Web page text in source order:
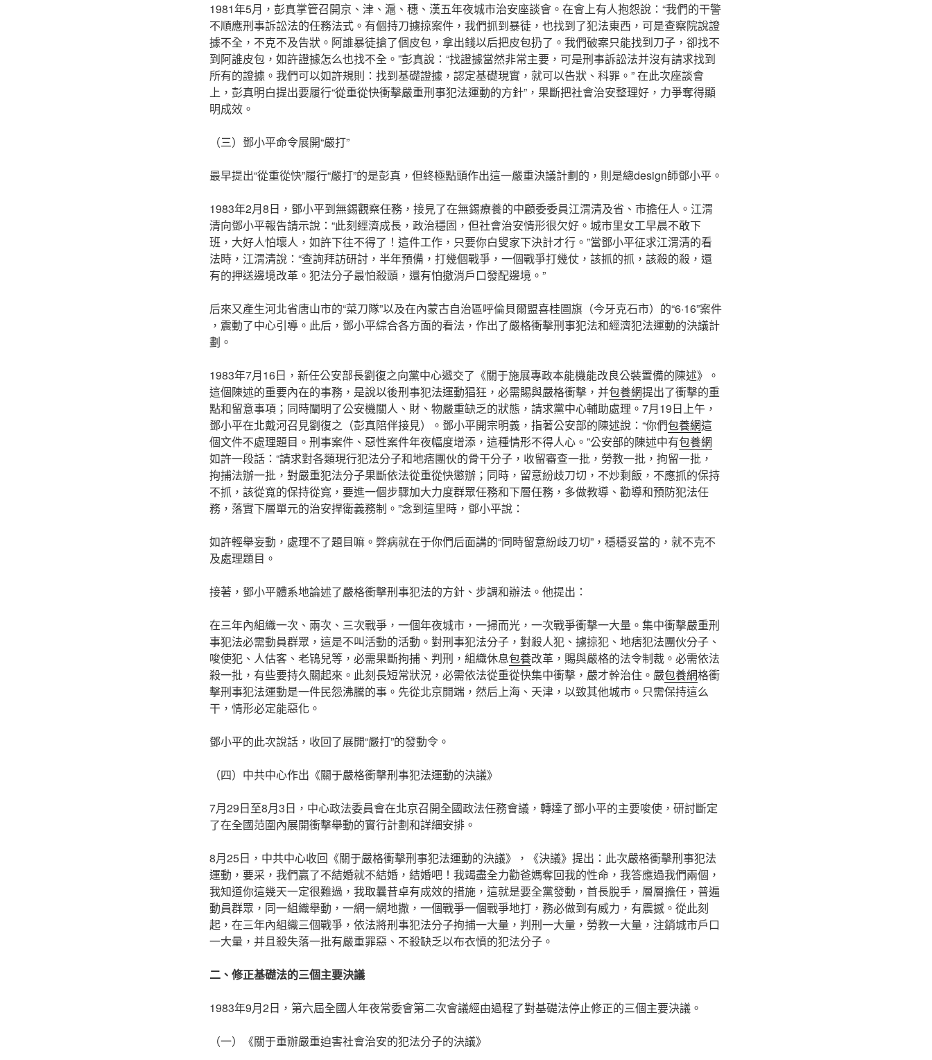
1981年5月，彭真掌管召開京、津、滬、穗、漢五年夜城市治安座談會。在會上有人抱怨說：“我們的干警
不順應刑事訴訟法的任務法式。有個持刀擄掠案件，我們抓到暴徒，也找到了犯法東西，可是查察院說證
據不全，不克不及告狀。阿誰暴徒搶了個皮包，拿出錢以后把皮包扔了。我們破案只能找到刀子，卻找不
到阿誰皮包，如許證據怎么也找不全。”彭真說：“找證據當然非常主要，可是刑事訴訟法并沒有請求找到
所有的證據。我們可以如許規則：找到基礎證據，認定基礎現實，就可以告狀、科罪。” 在此次座談會
上，彭真明白提出要履行“從重從快衝擊嚴重刑事犯法運動的方針”，果斷把社會治安整理好，力爭奪得顯
明成效。
（三）鄧小平命令展開“嚴打”
最早提出“從重從快”履行“嚴打”的是彭真，但終極點頭作出這一嚴重決議計劃的，則是總design師鄧小平。
1983年2月8日，鄧小平到無錫觀察任務，接見了在無錫療養的中顧委委員江渭清及省、市擔任人。江渭
清向鄧小平報告請示說：“此刻經濟成長，政治穩固，但社會治安情形很欠好。城市里女工早晨不敢下
班，大好人怕壞人，如許下往不得了！這件工作，只要你白叟家下決計才行。”當鄧小平征求江渭清的看
法時，江渭清說：“查詢拜訪研討，半年預備，打幾個戰爭，一個戰爭打幾仗，該抓的抓，該殺的殺，還
有的押送邊境改革。犯法分子最怕殺頭，還有怕撤消戶口發配邊境。”
后來又產生河北省唐山市的“菜刀隊”以及在內蒙古自治區呼倫貝爾盟喜桂圖旗（今牙克石市）的“6·16”案件
，震動了中心引導。此后，鄧小平綜合各方面的看法，作出了嚴格衝擊刑事犯法和經濟犯法運動的決議計
劃。
1983年7月16日，新任公安部長劉復之向黨中心遞交了《關于施展專政本能機能改良公裝置備的陳述》。
這個陳述的重要內在的事務，是說以後刑事犯法運動猖狂，必需賜與嚴格衝擊，并包養網提出了衝擊的重
點和留意事項；同時闡明了公安機關人、財、物嚴重缺乏的狀態，請求黨中心輔助處理。7月19日上午，
鄧小平在北戴河召見劉復之（彭真陪伴接見）。鄧小平開宗明義，指著公安部的陳述說：“你們包養網這
個文件不處理題目。刑事案件、惡性案件年夜幅度增添，這種情形不得人心。”公安部的陳述中有包養網
如許一段話：“請求對各類現行犯法分子和地痞團伙的骨干分子，收留審查一批，勞教一批，拘留一批，
拘捕法辦一批，對嚴重犯法分子果斷依法從重從快懲辦；同時，留意紛歧刀切，不炒剩飯，不應抓的保持
不抓，該從寬的保持從寬，要進一個步驟加大力度群眾任務和下層任務，多做教導、勸導和預防犯法任
務，落實下層單元的治安捍衛義務制。”念到這里時，鄧小平說：
如許輕舉妄動，處理不了題目嘛。弊病就在于你們后面講的“同時留意紛歧刀切”，穩穩妥當的，就不克不
及處理題目。
接著，鄧小平體系地論述了嚴格衝擊刑事犯法的方針、步調和辦法。他提出：
在三年內組織一次、兩次、三次戰爭，一個年夜城市，一掃而光，一次戰爭衝擊一大量。集中衝擊嚴重刑
事犯法必需動員群眾，這是不叫活動的活動。對刑事犯法分子，對殺人犯、擄掠犯、地痞犯法團伙分子、
唆使犯、人估客、老鴇兒等，必需果斷拘捕、判刑，組織休息包養改革，賜與嚴格的法令制裁。必需依法
殺一批，有些要持久關起來。此刻長短常狀況，必需依法從重從快集中衝擊，嚴才幹治住。嚴包養網格衝
擊刑事犯法運動是一件民怨沸騰的事。先從北京開端，然后上海、天津，以致其他城市。只需保持這么
干，情形必定能惡化。
鄧小平的此次說話，收回了展開“嚴打”的發動令。
（四）中共中心作出《關于嚴格衝擊刑事犯法運動的決議》
7月29日至8月3日，中心政法委員會在北京召開全國政法任務會議，轉達了鄧小平的主要唆使，研討斷定
了在全國范圍內展開衝擊舉動的實行計劃和詳細安排。
8月25日，中共中心收回《關于嚴格衝擊刑事犯法運動的決議》，《決議》提出：此次嚴格衝擊刑事犯法
運動，要采，我們贏了不結婚就不結婚，結婚吧！我竭盡全力勸爸媽奪回我的性命，我答應過我們兩個，
我知道你這幾天一定很難過，我取曩昔卓有成效的措施，這就是要全黨發動，首長脫手，層層擔任，普遍
動員群眾，同一組織舉動，一網一網地撒，一個戰爭一個戰爭地打，務必做到有威力，有震撼。從此刻
起，在三年內組織三個戰爭，依法將刑事犯法分子拘捕一大量，判刑一大量，勞教一大量，注銷城市戶口
一大量，并且殺失落一批有嚴重罪惡、不殺缺乏以布衣憤的犯法分子。
二、修正基礎法的三個主要決議
1983年9月2日，第六屆全國人年夜常委會第二次會議經由過程了對基礎法停止修正的三個主要決議。
（一）《關于重辦嚴重迫害社會治安的犯法分子的決議》